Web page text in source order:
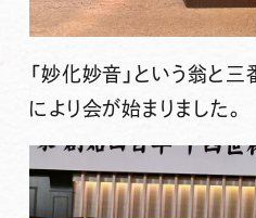
「妙化妙音」という翁と
により会が始まりました。